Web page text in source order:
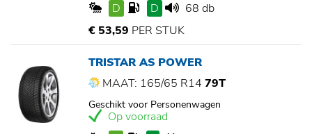
D
D
68 db
€ 53,59 PER STUK
TRISTAR AS POWER
MAAT: 165/65 R14 79T
Geschikt voor Personenwagen
Op voorraad